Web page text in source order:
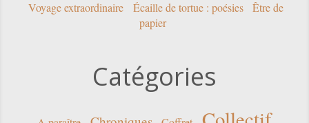
Voyage extraordinaire
Écaille de tortue : poésies
Être de
papier
Catégories